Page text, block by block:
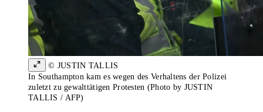
© JUSTIN TALLIS
In Southampton kam es wegen des Verhaltens der Polizei
zuletzt zu gewalttätigen Protesten (Photo by JUSTIN
TALLIS / AFP)